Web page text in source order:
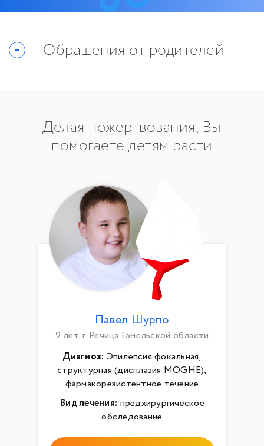
Обращения от родителей
Делая пожертвования, Вы
помогаете детям расти
Павел Шурпо
9 лет, г. Речица Гомельской области
Диагноз: Эпилепсия фокальная,
структурная (дисплазия MOGHE),
фармакорезистентное течение
Вид лечения: предхирургическое
обследование